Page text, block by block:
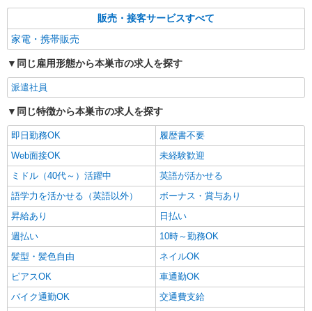
販売・接客サービスすべて
家電・携帯販売
同じ雇用形態から本巣市の求人を探す
派遣社員
同じ特徴から本巣市の求人を探す
即日勤務OK
履歴書不要
Web面接OK
未経験歓迎
ミドル（40代～）活躍中
英語が活かせる
語学力を活かせる（英語以外）
ボーナス・賞与あり
昇給あり
日払い
週払い
10時～勤務OK
髪型・髪色自由
ネイルOK
ピアスOK
車通勤OK
バイク通勤OK
交通費支給